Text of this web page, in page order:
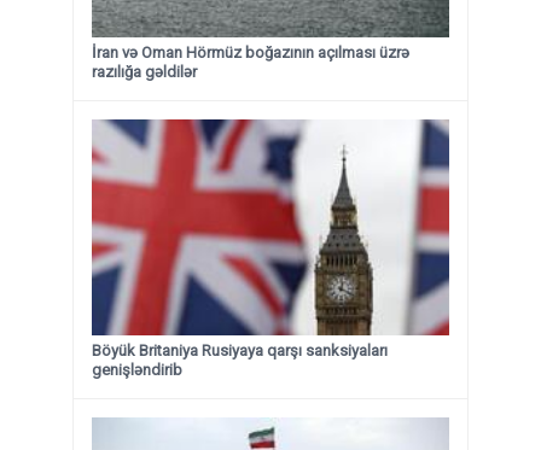
İran və Oman Hörmüz boğazının açılması üzrə
razılığa gəldilər
Böyük Britaniya Rusiyaya qarşı sanksiyaları
genişləndirib